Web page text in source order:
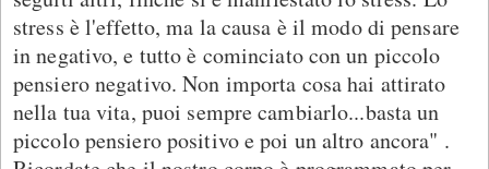
stress è l'effetto, ma la causa è il modo di pensare
in negativo, e tutto è cominciato con un piccolo
pensiero negativo. Non importa cosa hai attirato
nella tua vita, puoi sempre cambiarlo...basta un
piccolo pensiero positivo e poi un altro ancora" .